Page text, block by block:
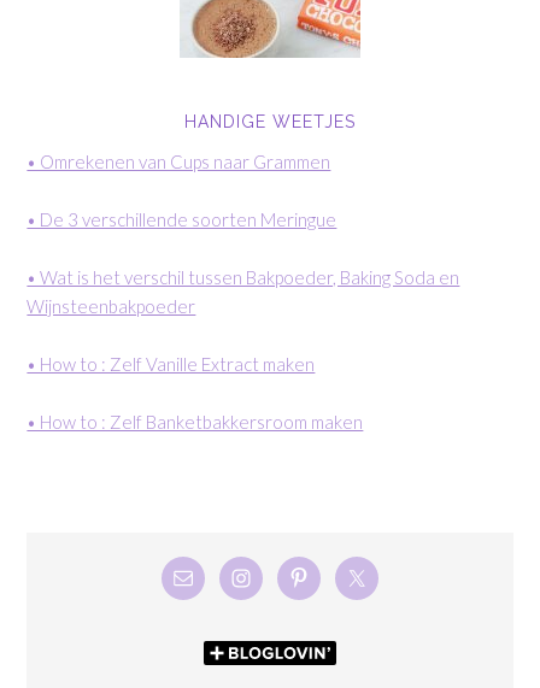
HANDIGE WEETJES
• Omrekenen van Cups naar Grammen
• De 3 verschillende soorten Meringue
• Wat is het verschil tussen Bakpoeder, Baking Soda en
Wijnsteenbakpoeder
• How to : Zelf Vanille Extract maken
• How to : Zelf Banketbakkersroom maken